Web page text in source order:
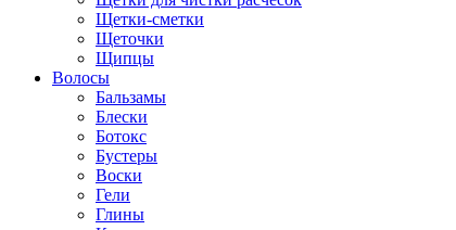
Щетки-сметки
Щеточки
Щипцы
Волосы
Бальзамы
Блески
Ботокс
Бустеры
Воски
Гели
Глины